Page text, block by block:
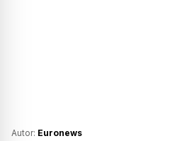
Autor: Euronews